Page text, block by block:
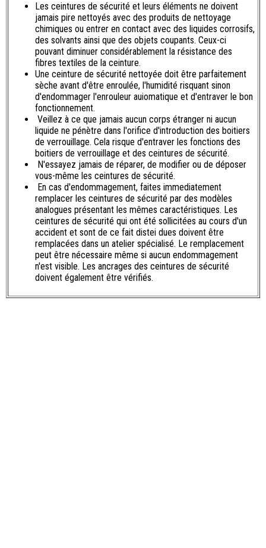
Les ceintures de sécurité et leurs éléments ne doivent
jamais pire nettoyés avec des produits de nettoyage
chimiques ou entrer en contact avec des liquides corrosifs,
des solvants ainsi que des objets coupants. Ceux-ci
pouvant diminuer considérablement la résistance des
fibres textiles de la ceinture.
Une ceinture de sécurité nettoyée doit être parfaitement
sèche avant d'être enroulée, l'humidité risquant sinon
d'endommager l'enrouleur auiomatique et d'entraver le bon
fonctionnement.
Veillez à ce que jamais aucun corps étranger ni aucun
liquide ne pénètre dans l'orifice d'introduction des boitiers
de verrouillage. Cela risque d'entraver les fonctions des
boitiers de verrouillage et des ceintures de sécurité.
N'essayez jamais de réparer, de modifier ou de déposer
vous-même les ceintures de sécurité.
En cas d'endommagement, faites immediatement
remplacer les ceintures de sécurité par des modèles
analogues présentant les mêmes caractéristiques. Les
ceintures de sécurité qui ont été sollicitées au cours d'un
accident et sont de ce fait distei dues doivent être
remplacées dans un atelier spécialisé. Le remplacement
peut être nécessaire même si aucun endommagement
n'est visible. Les ancrages des ceintures de sécurité
doivent également être vérifiés.